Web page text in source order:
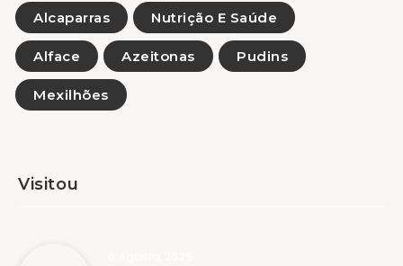
Alcaparras Nutrição E Saúde
Alface Azeitonas Pudins
Mexilhões
Visitou